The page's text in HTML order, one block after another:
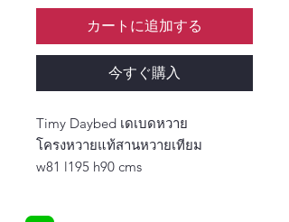
カートに追加する
今すぐ購入
Timy Daybed เดเบดหวาย
โครงหวายแท้สานหวายเทียม
w81 l195 h90 cms